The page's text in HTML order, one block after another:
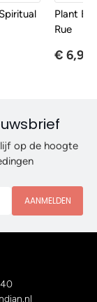
Plant
Rue
€ 6,95
op de hoogte
AANMELDEN